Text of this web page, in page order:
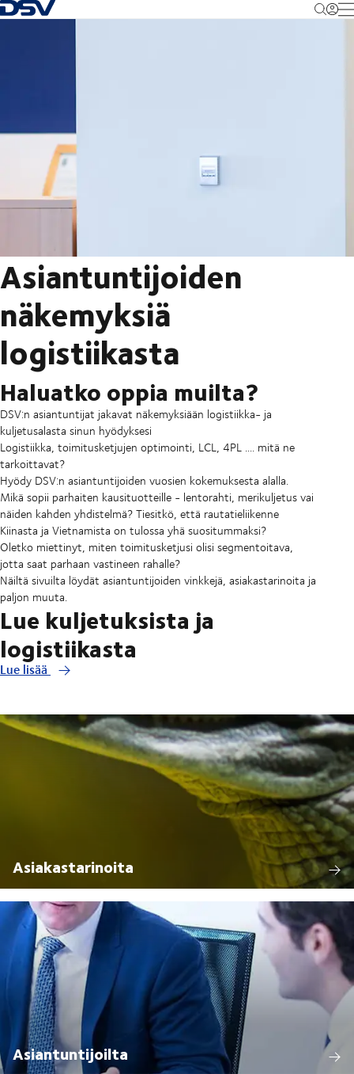
Takaisin kotisivulle
Asiantuntijoiden
näkemyksiä
logistiikasta
Haluatko oppia muilta?
DSV:n asiantuntijat jakavat näkemyksiään logistiikka- ja
kuljetusalasta sinun hyödyksesi
Logistiikka, toimitusketjujen optimointi, LCL, 4PL .... mitä ne
tarkoittavat?
Hyödy DSV:n asiantuntijoiden vuosien kokemuksesta alalla.
Mikä sopii parhaiten kausituotteille - lentorahti, merikuljetus vai
näiden kahden yhdistelmä? Tiesitkö, että rautatieliikenne
Kiinasta ja Vietnamista on tulossa yhä suositummaksi?
Oletko miettinyt, miten toimitusketjusi olisi segmentoitava,
jotta saat parhaan vastineen rahalle?
Näiltä sivuilta löydät asiantuntijoiden vinkkejä, asiakastarinoita ja
paljon muuta.
Lue kuljetuksista ja
logistiikasta
Lue lisää
Asiakastarinoita
Asiantuntijoilta